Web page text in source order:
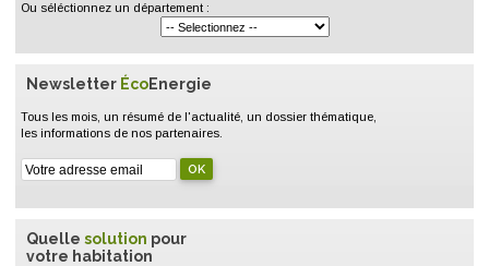
Ou séléctionnez un département :
Newsletter ÉcoEnergie
Tous les mois, un résumé de l'actualité, un dossier thématique,
les informations de nos partenaires.
Quelle solution pour
votre habitation